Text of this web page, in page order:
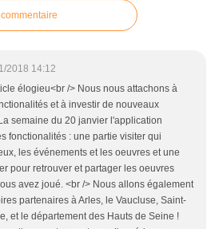
2018 14:12
élogieu<br /> Nous nous attachons à
et à investir de nouveaux
semaine du 20 janvier l'application
fonctionalités : une partie visiter qui
les événements et les oeuvres et une
pour retrouver et partager les oeuvres
avez joué. <br /> Nous allons également
partenaires à Arles, le Vaucluse, Saint-
et le département des Hauts de Seine !